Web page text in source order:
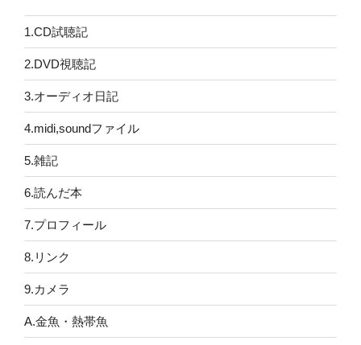
1.CD試聴記
2.DVD視聴記
3.オーディオ日記
4.midi,soundファイル
5.雑記
6.読んだ本
7.プロフィール
8.リンク
9.カメラ
A.金魚・熱帯魚